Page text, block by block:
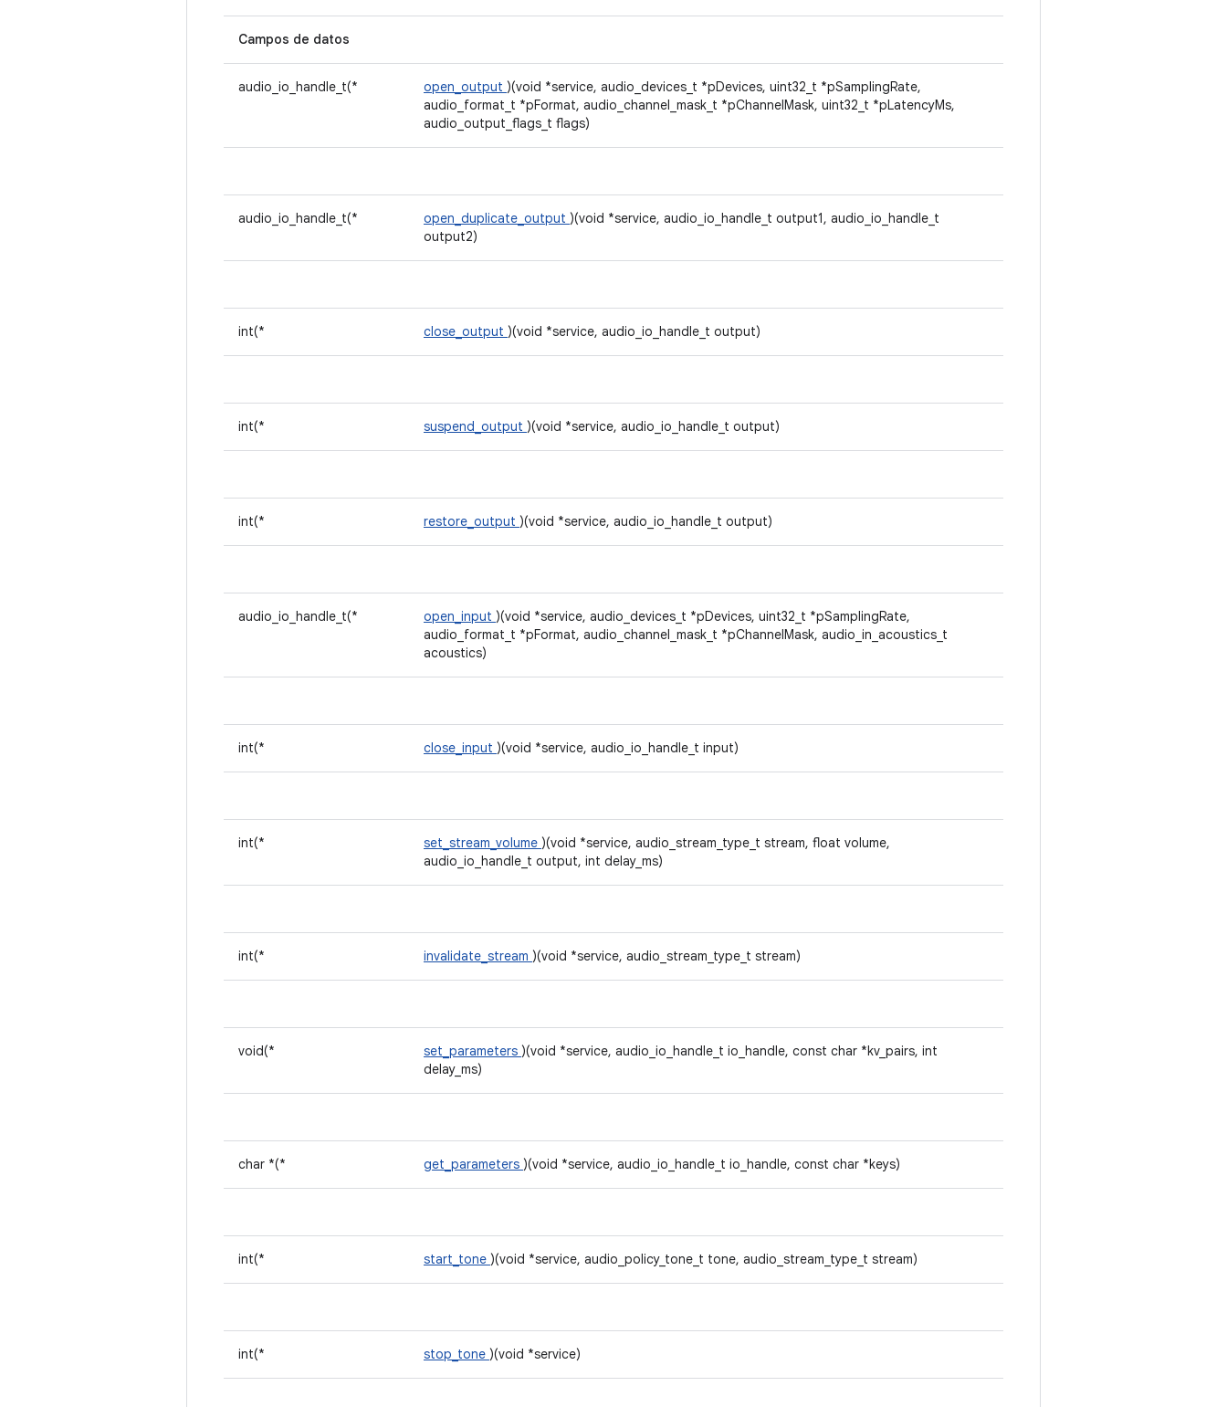
Campos de datos
audio_io_handle_t(* open_output )(void *service, audio_devices_t *pDevices, uint32_t *pSamplingRate,
audio_format_t *pFormat, audio_channel_mask_t *pChannelMask, uint32_t *pLatencyMs,
audio_output_flags_t flags)
audio_io_handle_t(* open_duplicate_output )(void *service, audio_io_handle_t output1, audio_io_handle_t
output2)
int(* close_output )(void *service, audio_io_handle_t output)
int(* suspend_output )(void *service, audio_io_handle_t output)
int(* restore_output )(void *service, audio_io_handle_t output)
audio_io_handle_t(* open_input )(void *service, audio_devices_t *pDevices, uint32_t *pSamplingRate,
audio_format_t *pFormat, audio_channel_mask_t *pChannelMask, audio_in_acoustics_t
acoustics)
int(* close_input )(void *service, audio_io_handle_t input)
int(* set_stream_volume )(void *service, audio_stream_type_t stream, float volume,
audio_io_handle_t output, int delay_ms)
int(* invalidate_stream )(void *service, audio_stream_type_t stream)
void(* set_parameters )(void *service, audio_io_handle_t io_handle, const char *kv_pairs, int
delay_ms)
char *(* get_parameters )(void *service, audio_io_handle_t io_handle, const char *keys)
int(* start_tone )(void *service, audio_policy_tone_t tone, audio_stream_type_t stream)
int(* stop_tone )(void *service)